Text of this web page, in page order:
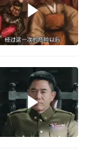
由烟头引起